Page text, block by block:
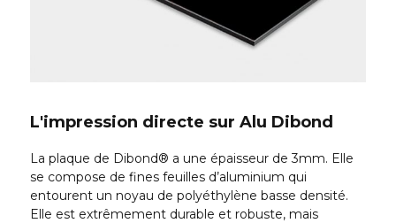
L'impression directe sur Alu Dibond
La plaque de Dibond® a une épaisseur de 3mm. Elle
se compose de fines feuilles d’aluminium qui
entourent un noyau de polyéthylène basse densité.
Elle est extrêmement durable et robuste, mais